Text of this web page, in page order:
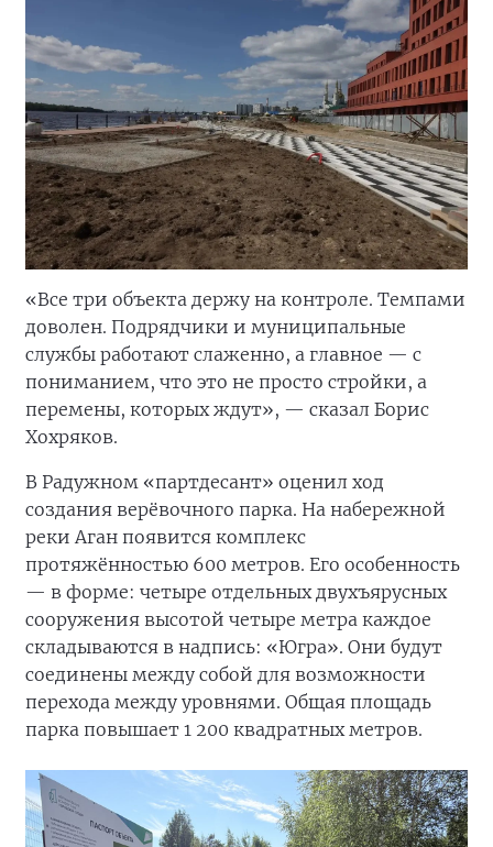
«Все три объекта держу на контроле. Темпами
доволен. Подрядчики и муниципальные
службы работают слаженно, а главное — с
пониманием, что это не просто стройки, а
перемены, которых ждут», — сказал Борис
Хохряков.
В Радужном «партдесант» оценил ход
создания верёвочного парка. На набережной
реки Аган появится комплекс
протяжённостью 600 метров. Его особенность
— в форме: четыре отдельных двухъярусных
сооружения высотой четыре метра каждое
складываются в надпись: «Югра». Они будут
соединены между собой для возможности
перехода между уровнями. Общая площадь
парка повышает 1 200 квадратных метров.